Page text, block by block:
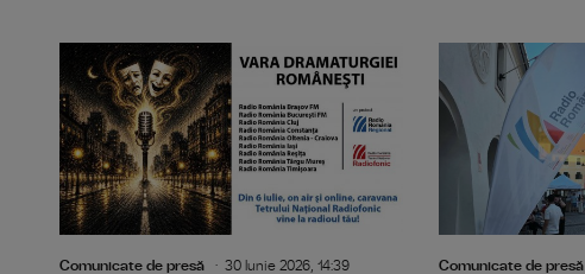
Comunicate de presă 30 Iunie 2026, 14:39 Comunicate de presă